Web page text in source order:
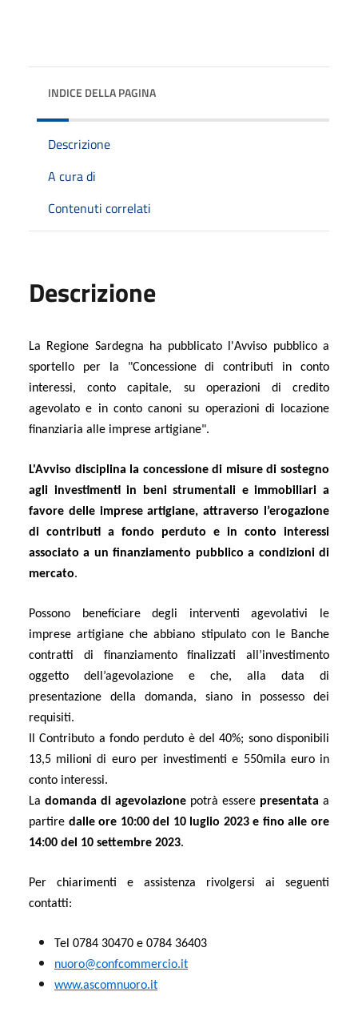
INDICE DELLA PAGINA
Descrizione
A cura di
Contenuti correlati
Descrizione
La Regione Sardegna ha pubblicato l'Avviso pubblico a
sportello per la "Concessione di contributi in conto
interessi, conto capitale, su operazioni di credito
agevolato e in conto canoni su operazioni di locazione
finanziaria alle imprese artigiane".
L'Avviso disciplina la concessione di misure di sostegno
agli investimenti in beni strumentali e immobiliari a
favore delle imprese artigiane, attraverso l’erogazione
di contributi a fondo perduto e in conto interessi
associato a un finanziamento pubblico a condizioni di
mercato.
Possono beneficiare degli interventi agevolativi le
imprese artigiane che abbiano stipulato con le Banche
contratti di finanziamento finalizzati all’investimento
oggetto dell’agevolazione e che, alla data di
presentazione della domanda, siano in possesso dei
requisiti.
Il Contributo a fondo perduto è del 40%; sono disponibili
13,5 milioni di euro per investimenti e 550mila euro in
conto interessi.
La domanda di agevolazione potrà essere presentata a
partire dalle ore 10:00 del 10 luglio 2023 e fino alle ore
14:00 del 10 settembre 2023.
Per chiarimenti e assistenza rivolgersi ai seguenti
contatti:
Tel 0784 30470 e 0784 36403
nuoro@confcommercio.it
www.ascomnuoro.it